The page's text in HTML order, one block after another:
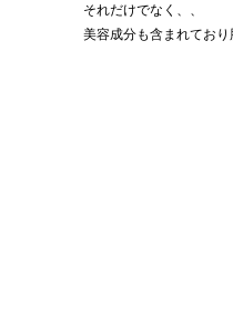
それだけでなく、、
美容成分も含まれてお